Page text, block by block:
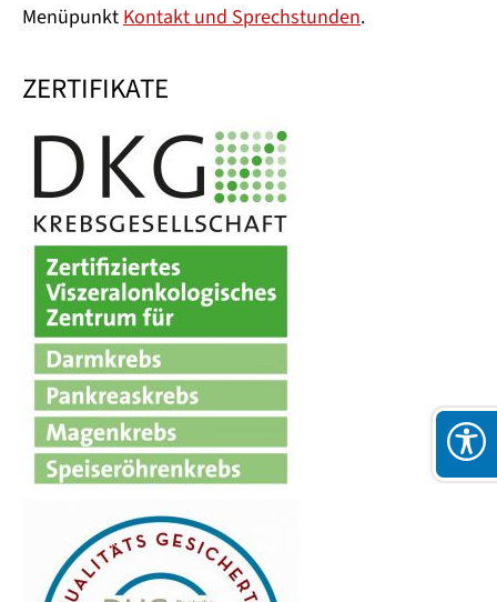
MenüpunktKontakt und Sprechstunden.
ZERTIFIKATE